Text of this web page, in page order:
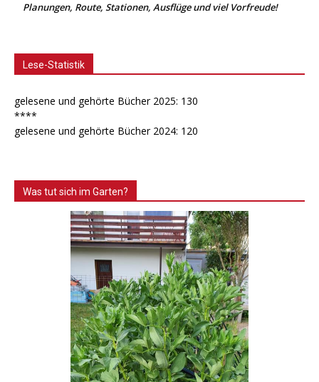
Planungen, Route, Stationen, Ausflüge und viel Vorfreude!
Lese-Statistik
gelesene und gehörte Bücher 2025: 130
****
gelesene und gehörte Bücher 2024: 120
Was tut sich im Garten?